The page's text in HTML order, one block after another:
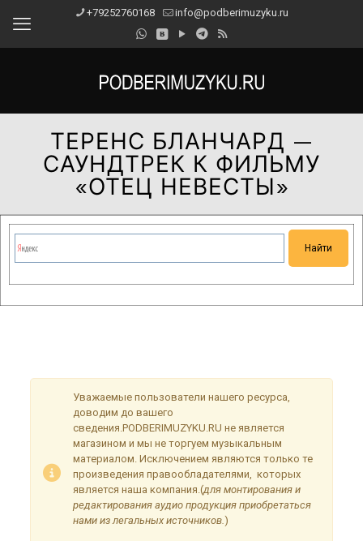
+79252760168 info@podberimuzyku.ru
ТЕРЕНС БЛАНЧАРД —
САУНДТРЕК К ФИЛЬМУ
«ОТЕЦ НЕВЕСТЫ»
Уважаемые пользователи нашего ресурса,
доводим до вашего
сведения.PODBERIMUZYKU.RU не является
магазином и мы не торгуем музыкальным
материалом. Исключением являются только те
произведения правообладателями, которых
является наша компания.(для монтирования и
редактирования аудио продукция приобретаться
нами из легальных источников.)